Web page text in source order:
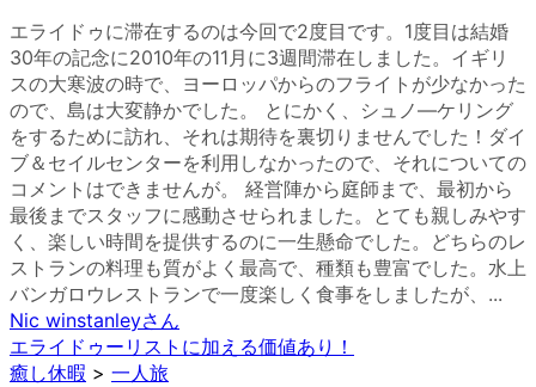
エライドゥに滞在するのは今回で2度目です。1度目は結婚
30年の記念に2010年の11月に3週間滞在しました。イギリ
スの大寒波の時で、ヨーロッパからのフライトが少なかった
ので、島は大変静かでした。 とにかく、シュノ―ケリング
をするために訪れ、それは期待を裏切りませんでした！ダイ
ブ＆セイルセンターを利用しなかったので、それについての
コメントはできませんが。 経営陣から庭師まで、最初から
最後までスタッフに感動させられました。とても親しみやす
く、楽しい時間を提供するのに一生懸命でした。どちらのレ
ストランの料理も質がよく最高で、種類も豊富でした。水上
バンガロウレストランで一度楽しく食事をしましたが、...
Nic winstanleyさん
エライドゥーリストに加える価値あり！
癒し休暇 > 一人旅